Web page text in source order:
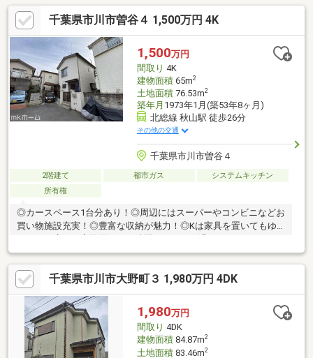
は一見の価値アリです♪・吹抜仕様、アクセントクロスなど素敵な
内観！・玄関すっきりシューズクロークあり！・駐車スペースは
並列2台！※是非、この機会にお気軽にお越し下さい♪◆人気エリ
アの閑静な住宅街！◆百聞は一見にしかず。家族の安心拠点にな
る3LDK♪◆早朝や夜間のご案内にも対応致します！◆住宅ローン
のご相談もお気軽に♪
千葉県市川市曽谷４ 1,500万円 4K
1,500万円
間取り 4K
建物面積65m2
土地面積76.53m2
築年月 1973年1月(築53年8ヶ月)
北総線 秋山駅 徒歩26分
その他の交通
千葉県市川市曽谷４
2階建て 都市ガス
システムキッチン
所有権
◎カースペース1台分あり！◎周辺にはスーパーやコンビニなどお
買い物施設充実！◎豊富な収納が魅力！◎Kは家具を置いてもゆ
すね！◎対面キッチンからはリビング・ダイニングが見渡せるの
でお子様の様子を見守りながら料理ができます。◎子育てしやす
い住環境！◎家事動線に配慮した間取りです！◎リビングの脇の
和室はくつろぎの空間を御提供いたします。
千葉県市川市大野町３ 1,980万円 4DK
1,980万円
間取り 4DK
建物面積84.87m2
土地面積83.46m2